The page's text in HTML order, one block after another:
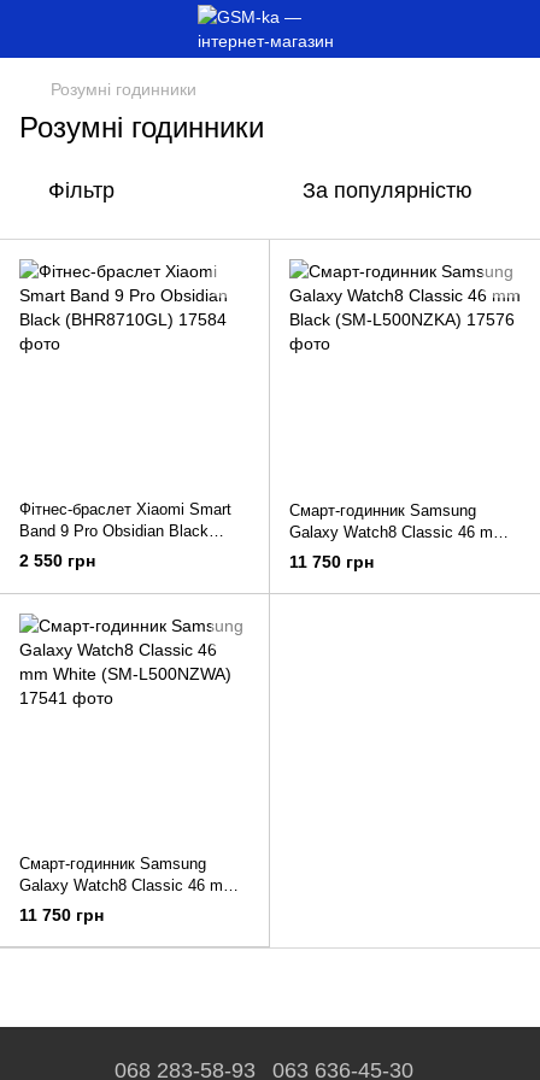
Розумні годинники
Розумні годинники
Фільтр За популярністю
Фітнес-браслет Xiaomi Smart
Band 9 Pro Obsidian Black
(BHR8710GL)
2 550 грн
Смарт-годинник Samsung
Galaxy Watch8 Classic 46 mm
Black (SM-L500NZKA)
11 750 грн
Смарт-годинник Samsung
Galaxy Watch8 Classic 46 mm
White (SM-L500NZWA)
11 750 грн
068 283-58-93 063 636-45-30